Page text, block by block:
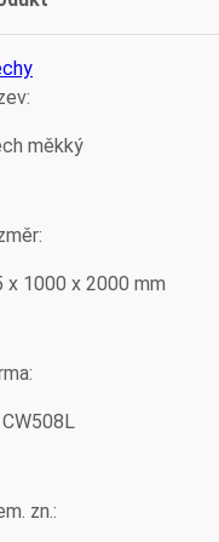
měkký
x 1000 x 2000 mm
CW508L
zn.: